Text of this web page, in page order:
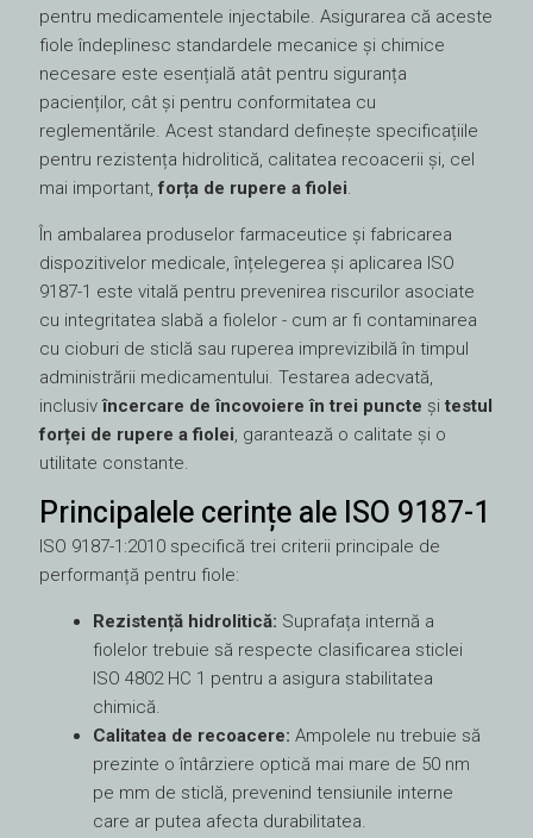
pentru medicamentele injectabile. Asigurarea că aceste
fiole îndeplinesc standardele mecanice și chimice
necesare este esențială atât pentru siguranța
pacienților, cât și pentru conformitatea cu
reglementările. Acest standard definește specificațiile
pentru rezistența hidrolitică, calitatea recoacerii și, cel
mai important,forța de rupere a fiolei.
În ambalarea produselor farmaceutice și fabricarea
dispozitivelor medicale, înțelegerea și aplicarea ISO
9187-1 este vitală pentru prevenirea riscurilor asociate
cu integritatea slabă a fiolelor - cum ar fi contaminarea
cu cioburi de sticlă sau ruperea imprevizibilă în timpul
administrării medicamentului. Testarea adecvată,
inclusivîncercare de încovoiere în trei puncte șitestul
forței de rupere a fiolei, garantează o calitate și o
utilitate constante.
Principalele cerințe ale ISO 9187-1
ISO 9187-1:2010 specifică trei criterii principale de
performanță pentru fiole:
Rezistență hidrolitică: Suprafața internă a
fiolelor trebuie să respecte clasificarea sticlei
ISO 4802 HC 1 pentru a asigura stabilitatea
chimică.
Calitatea de recoacere: Ampolele nu trebuie să
prezinte o întârziere optică mai mare de 50 nm
pe mm de sticlă, prevenind tensiunile interne
care ar putea afecta durabilitatea.